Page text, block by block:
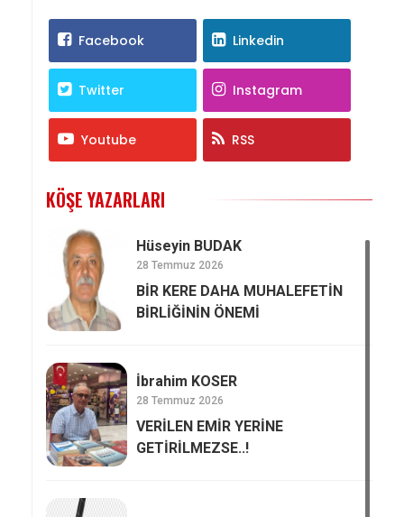
Facebook Linkedin
Twitter Instagram
Youtube RSS
KÖŞE YAZARLARI
Hüseyin BUDAK
28 Temmuz 2026
BİR KERE DAHA MUHALEFETİN
BİRLİĞİNİN ÖNEMİ
İbrahim KOSER
28 Temmuz 2026
VERİLEN EMİR YERİNE
GETİRİLMEZSE..!